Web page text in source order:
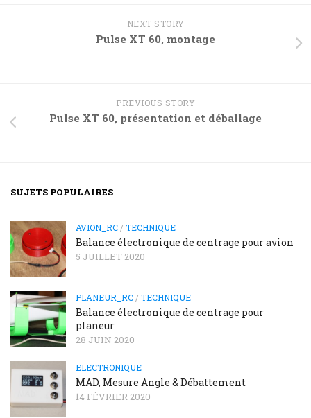
NEXT STORY
Pulse XT 60, montage
PREVIOUS STORY
Pulse XT 60, présentation et déballage
SUJETS POPULAIRES
AVION_RC /TECHNIQUE
Balance électronique de centrage pour avion
5 JUILLET 2020
PLANEUR_RC /TECHNIQUE
Balance électronique de centrage pour
planeur
28 JUIN 2020
ELECTRONIQUE
MAD, Mesure Angle & Débattement
14 FÉVRIER 2020